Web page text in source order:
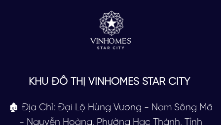
KHU ĐÔ THỊ VINHOMES STAR CITY
🏚 Địa Chỉ: Đại Lộ Hùng Vương - Nam Sông Mã
- Nguyễn Hoàng, Phường Hạc Thành, Tỉnh